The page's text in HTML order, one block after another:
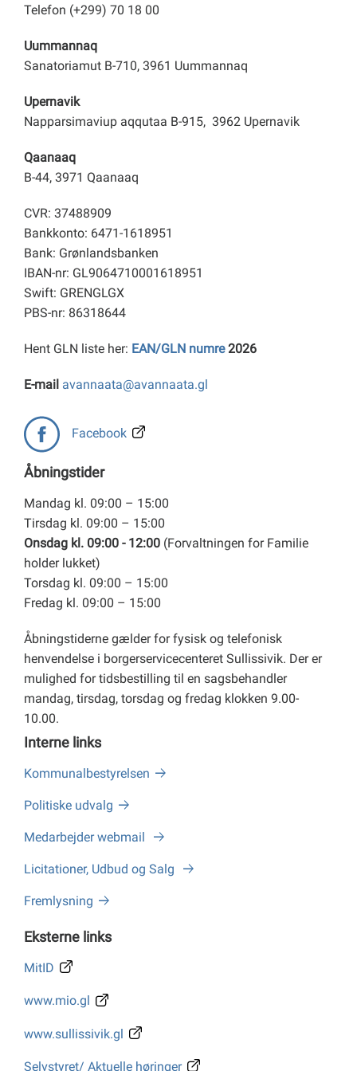
Ret din selvangivelse
Se din slutopgørelse
Telefon (+299) 70 18 00
Uummannaq
Sanatoriamut B-710, 3961 Uummannaq
Upernavik
Napparsimaviup aqqutaa B-915, 3962 Upernavik
Qaanaaq
B-44, 3971 Qaanaaq
CVR: 37488909
Bankkonto: 6471-1618951
Bank: Grønlandsbanken
IBAN-nr: GL9064710001618951
Swift: GRENGLGX
PBS-nr: 86318644
Hent GLN liste her: EAN/GLN numre2026
E-mail avannaata@avannaata.gl
Facebook
Åbningstider
Mandag kl. 09:00 – 15:00
Tirsdag kl. 09:00 – 15:00
Onsdag kl. 09:00 - 12:00 (Forvaltningen for Familie
holder lukket)
Torsdag kl. 09:00 – 15:00
Fredag kl. 09:00 – 15:00
Åbningstiderne gælder for fysisk og telefonisk
henvendelse i borgerservicecenteret Sullissivik. Der er
mulighed for tidsbestilling til en sagsbehandler
mandag, tirsdag, torsdag og fredag klokken 9.00-
10.00.
Interne links
Kommunalbestyrelsen
Politiske udvalg
Medarbejder webmail
Licitationer, Udbud og Salg
Fremlysning
Eksterne links
MitID
www.mio.gl
www.sullissivik.gl
Selvstyret/ Aktuelle høringer